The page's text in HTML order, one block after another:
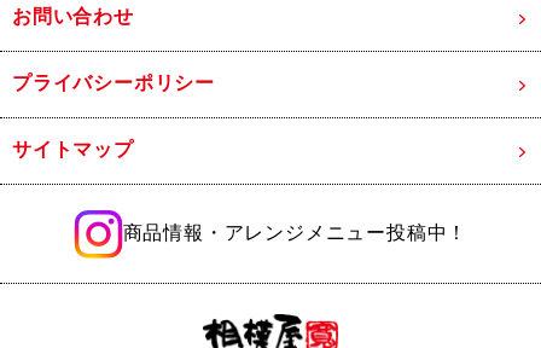
お問い合わせ
プライバシーポリシー
サイトマップ
商品情報・アレンジメニュー投稿中！